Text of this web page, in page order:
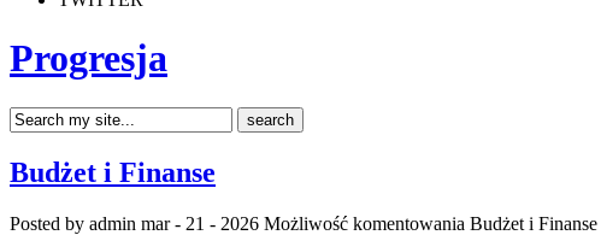
Progresja
Budżet i Finanse
Posted by admin mar - 21 - 2026 Możliwość komentowania Budżet i Finanse